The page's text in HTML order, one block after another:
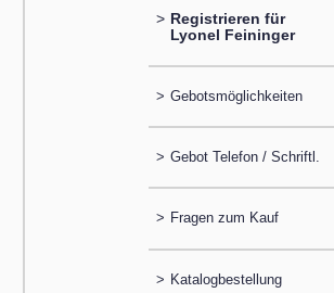
> Registrieren für
Lyonel Feininger
> Gebotsmöglichkeiten
> Gebot Telefon / Schriftl.
> Fragen zum Kauf
> Katalogbestellung